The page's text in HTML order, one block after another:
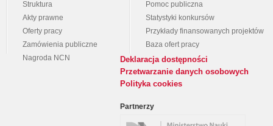
Struktura
Akty prawne
Oferty pracy
Zamówienia publiczne
Nagroda NCN
Pomoc publiczna
Statystyki konkursów
Przykłady finansowanych projektów
Baza ofert pracy
Deklaracja dostępności
Przetwarzanie danych osobowych
Polityka cookies
Partnerzy